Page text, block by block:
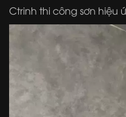
Ctrinh thi công sơn hiệu